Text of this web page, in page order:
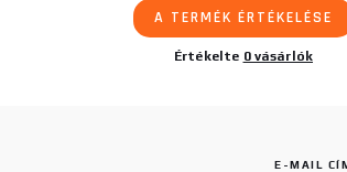
A TERMÉK ÉRTÉKELÉSE
Értékelte 0 vásárlók
E-MAIL